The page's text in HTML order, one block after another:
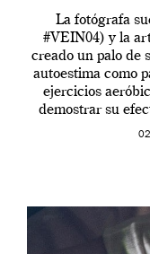
La fotógrafa
#VEIN04) y la
creado un palo de
autoestima como
ejercicios
demostrar su